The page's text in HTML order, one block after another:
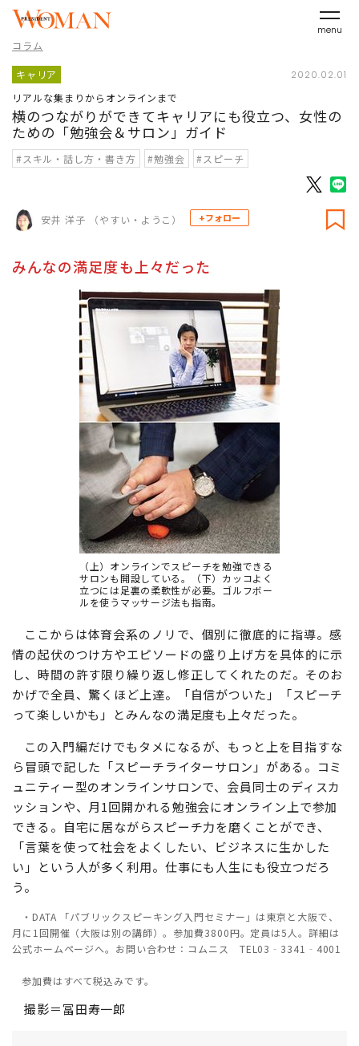
menu
コラム
キャリア 2020.02.01
リアルな集まりからオンラインまで
横のつながりができてキャリアにも役立つ、女性の
ための「勉強会＆サロン」ガイド
#スキル・話し方・書き方 #勉強会 #スピーチ
安井 洋子 （やすい・ようこ） +フォロー
みんなの満足度も上々だった
（上）オンラインでスピーチを勉強できる
サロンも開設している。（下）カッコよく
立つには足裏の柔軟性が必要。ゴルフボー
ルを使うマッサージ法も指南。
ここからは体育会系のノリで、個別に徹底的に指導。感
情の起伏のつけ方やエピソードの盛り上げ方を具体的に示
し、時間の許す限り繰り返し修正してくれたのだ。そのお
かげで全員、驚くほど上達。「自信がついた」「スピーチ
って楽しいかも」とみんなの満足度も上々だった。
この入門編だけでもタメになるが、もっと上を目指すな
ら冒頭で記した「スピーチライターサロン」がある。コミ
ュニティー型のオンラインサロンで、会員同士のディスカ
ッションや、月1回開かれる勉強会にオンライン上で参加
できる。自宅に居ながらスピーチ力を磨くことができ、
「言葉を使って社会をよくしたい、ビジネスに生かした
い」という人が多く利用。仕事にも人生にも役立つだろ
う。
・DATA 「パブリックスピーキング入門セミナー」は東京と大阪で、
月に1回開催（大阪は別の講師）。参加費3800円。定員は5人。詳細は
公式ホームページへ。お問い合わせ：コムニス TEL03‐3341‐4001
参加費はすべて税込みです。
撮影＝冨田寿一郎